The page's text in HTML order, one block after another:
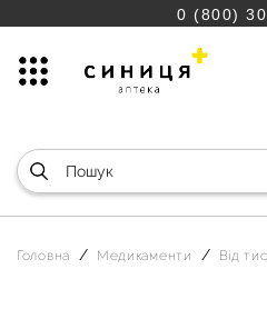
0 (800)
Головна Медикаменти Від